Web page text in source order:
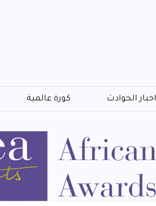
اخبار الحوادث كورة عالمية